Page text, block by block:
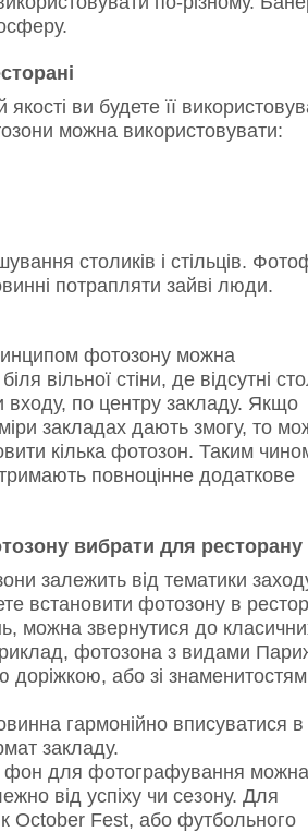
ви будете її
можна використовувати:
столиків і стільців.
потрапляти зайві люди.
фотозону можна
вільної стіни, де відсутні
входу, по центру закладу. Якщо
закладах дають змогу, то
кілька фотозон. Таким
повноцінне додаткове
вибрати для ресторану
залежить від тематики
встановити фотозону в
можна звернутися до
фотозона з видами
доріжкою, або зі
гармонійно вписуватися в
закладу.
для фотографування можна
від успіху чи сезону. Для
October Fest, або футбольного